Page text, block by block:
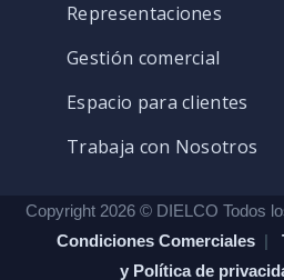
Representaciones
Gestión comercial
Espacio para clientes
Trabaja con Nosotros
Copyright 2026 © DIELCO Todos
Condiciones Comerciales |
y Política de